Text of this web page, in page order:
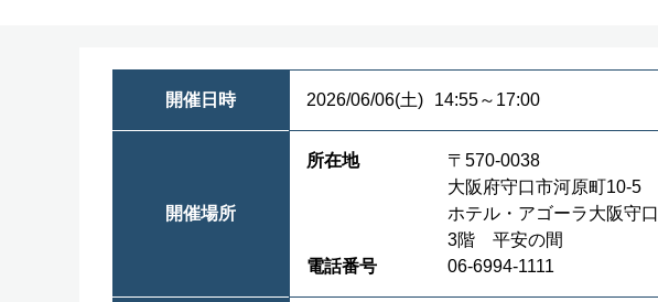
開催日時 2026/06/06(土) 14:55～17:00
開催場所
所在地
〒570-0038
大阪府守口市河原町10-5
ホテル・アゴーラ大阪守口
3階 平安の間
電話番号
06-6994-1111